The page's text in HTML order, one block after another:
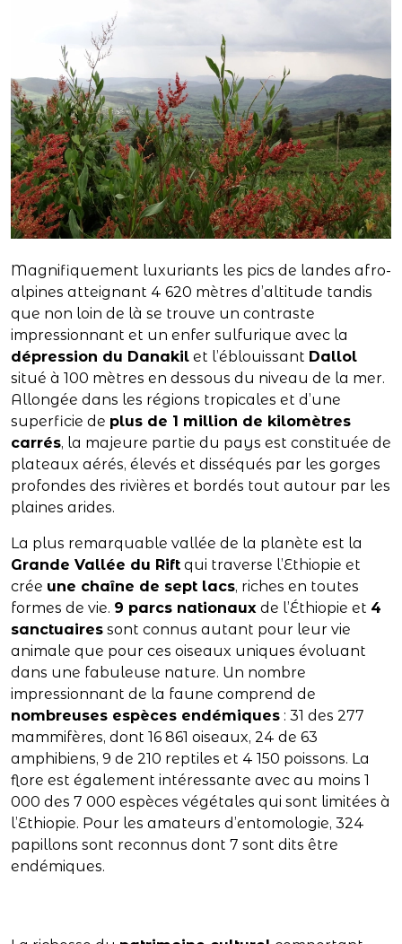
Magnifiquement luxuriants les pics de landes afro-
alpines atteignant 4 620 mètres d’altitude tandis
que non loin de là se trouve un contraste
impressionnant et un enfer sulfurique avec la
dépression du Danakil et l’éblouissant Dallol
situé à 100 mètres en dessous du niveau de la mer.
Allongée dans les régions tropicales et d’une
superficie de plus de 1 million de kilomètres
carrés, la majeure partie du pays est constituée de
plateaux aérés, élevés et disséqués par les gorges
profondes des rivières et bordés tout autour par les
plaines arides.
La plus remarquable vallée de la planète est la
Grande Vallée du Rift qui traverse l’Ethiopie et
crée une chaîne de sept lacs, riches en toutes
formes de vie. 9 parcs nationaux de l’Éthiopie et 4
sanctuaires sont connus autant pour leur vie
animale que pour ces oiseaux uniques évoluant
dans une fabuleuse nature. Un nombre
impressionnant de la faune comprend de
nombreuses espèces endémiques : 31 des 277
mammifères, dont 16 861 oiseaux, 24 de 63
amphibiens, 9 de 210 reptiles et 4 150 poissons. La
flore est également intéressante avec au moins 1
000 des 7 000 espèces végétales qui sont limitées à
l’Ethiopie. Pour les amateurs d’entomologie, 324
papillons sont reconnus dont 7 sont dits être
endémiques.